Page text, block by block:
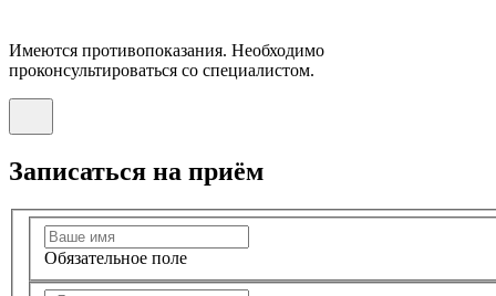
Имеются противопоказания. Необходимо
проконсультироваться со специалистом.
Записаться на приём
Обязательное поле